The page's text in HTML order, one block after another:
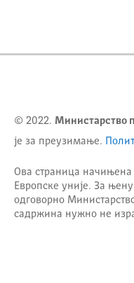
© 2022. Министарство
је за преузимање.
Ова страница начињена
Европске уније. За
одговорно
садржина нужно не